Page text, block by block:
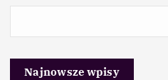
Najnowsze wpisy